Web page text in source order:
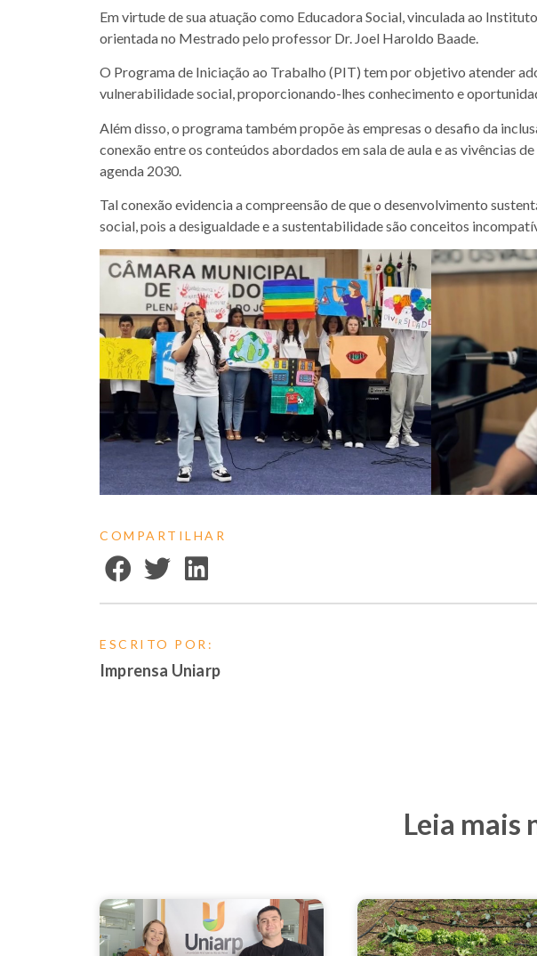
Em virtude de sua atuação como Educadora Social, vinculada ao
orientada no Mestrado pelo professor Dr. Joel Haroldo Baade.
O Programa de Iniciação ao Trabalho (PIT) tem por objetivo atender
vulnerabilidade social, proporcionando-lhes conhecimento e
Além disso, o programa também propõe às empresas o desafio da
conexão entre os conteúdos abordados em sala de aula e as vivências
agenda 2030.
Tal conexão evidencia a compreensão de que o desenvolvimento
social, pois a desigualdade e a sustentabilidade são conceitos
COMPARTILHAR
ESCRITO POR:
Imprensa Uniarp
Leia mais